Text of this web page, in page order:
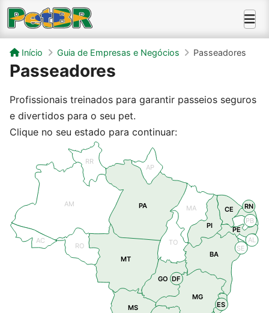
Início Guia de Empresas e Negócios Passeadores
Passeadores
Profissionais treinados para garantir passeios seguros
e divertidos para o seu pet.
Clique no seu estado para continuar:
TO
BA
SE
PE
AL
RN
CE
PI
MA
AP
PA
RR
AM
AC
RO
MT
MS
GO
MG
ES
DF
PB